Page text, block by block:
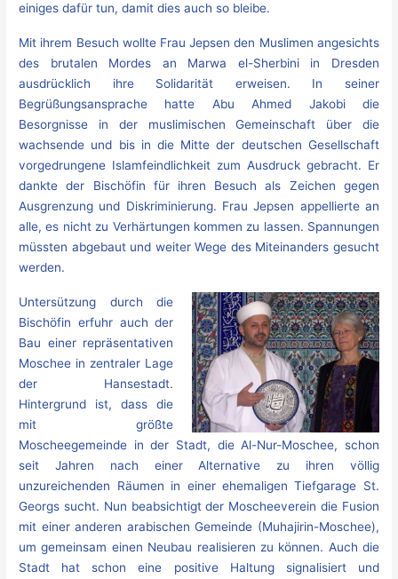
einiges dafür tun, damit dies auch so bleibe.
Mit ihrem Besuch wollte Frau Jepsen den Muslimen angesichts
des brutalen Mordes an Marwa el-Sherbini in Dresden
ausdrücklich ihre Solidarität erweisen. In seiner
Begrüßungsansprache hatte Abu Ahmed Jakobi die
Besorgnisse in der muslimischen Gemeinschaft über die
wachsende und bis in die Mitte der deutschen Gesellschaft
vorgedrungene Islamfeindlichkeit zum Ausdruck gebracht. Er
dankte der Bischöfin für ihren Besuch als Zeichen gegen
Ausgrenzung und Diskriminierung. Frau Jepsen appellierte an
alle, es nicht zu Verhärtungen kommen zu lassen. Spannungen
müssten abgebaut und weiter Wege des Miteinanders gesucht
werden.
Untersützung durch die
Bischöfin erfuhr auch der
Bau einer repräsentativen
Moschee in zentraler Lage
der Hansestadt.
Hintergrund ist, dass die
mit größte
Moscheegemeinde in der Stadt, die Al-Nur-Moschee, schon
seit Jahren nach einer Alternative zu ihren völlig
unzureichenden Räumen in einer ehemaligen Tiefgarage St.
Georgs sucht. Nun beabsichtigt der Moscheeverein die Fusion
mit einer anderen arabischen Gemeinde (Muhajirin-Moschee),
um gemeinsam einen Neubau realisieren zu können. Auch die
Stadt hat schon eine positive Haltung signalisiert und